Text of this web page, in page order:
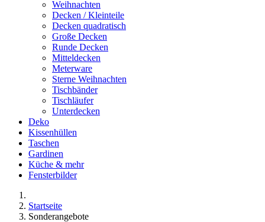
Weihnachten
Decken / Kleinteile
Decken quadratisch
Große Decken
Runde Decken
Mitteldecken
Meterware
Sterne Weihnachten
Tischbänder
Tischläufer
Unterdecken
Deko
Kissenhüllen
Taschen
Gardinen
Küche & mehr
Fensterbilder
Startseite
Sonderangebote